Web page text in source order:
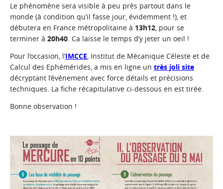
Le phénomène sera visible à peu près partout dans le
monde (à condition qu’il fasse jour, évidemment !), et
débutera en France métropolitaine à 13h12, pour se
terminer à 20h40. Ca laisse le temps d’y jeter un oeil !
Pour l’occasion, l’IMCCE, Institut de Mécanique Céleste et de
Calcul des Ephémérides, a mis en ligne un très joli site
décryptant l’événement avec force détails et précisions
techniques. La fiche récapitulative ci-dessous en est tirée.
Bonne observation !